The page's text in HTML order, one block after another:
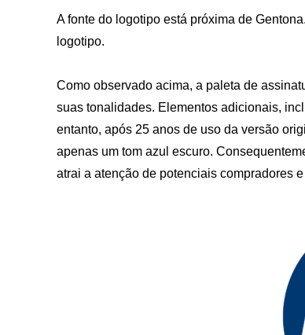
A fonte do logotipo está próxima de
logotipo.
Como observado acima, a paleta de
suas tonalidades. Elementos adicionais,
entanto, após 25 anos de uso da versão
apenas um tom azul escuro.
atrai a atenção de potenciais compradores